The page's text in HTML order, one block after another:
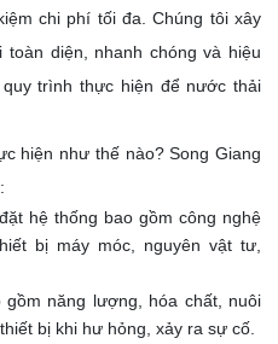
chi phí tối đa. Chúng tôi xây
diện, nhanh chóng và hiệu
trình thực hiện để nước thải
hiện như thế nào? Song Giang
hệ thống bao gồm công nghệ
bị máy móc, nguyên vật tư,
năng lượng, hóa chất, nuôi
bị khi hư hỏng, xảy ra sự cố.